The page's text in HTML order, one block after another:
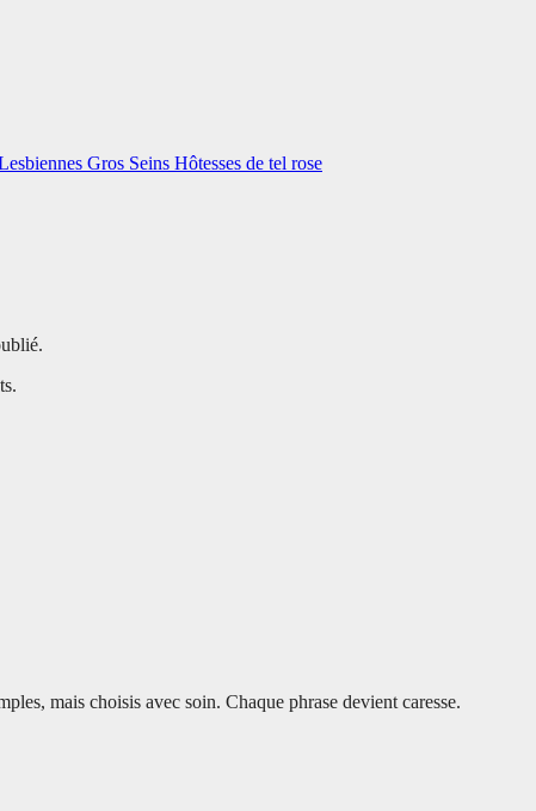
Gros Seins Hôtesses de tel rose
mais choisis avec soin. Chaque phrase devient caresse.